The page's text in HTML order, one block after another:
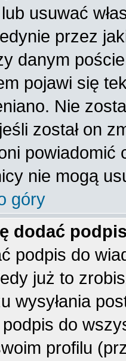
usuwać
przez
danym
pojawi się
Nie
został on
powiadomić
nie mogą
góry
dodać
podpis do
już to
wysyłania
do
profilu